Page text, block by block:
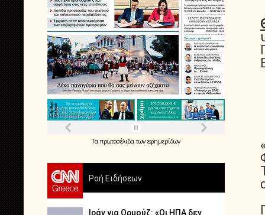
Τα πρωτοσέλιδατων εφημερίδων